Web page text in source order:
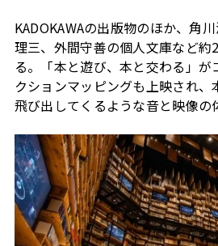
KADOKAWAの出版物のほか、角
理三、外間守善の個人文庫など約
る。「本と遊び、本と交わる」が
クションマッピングも上映され、
飛び出してくるような音と映像の